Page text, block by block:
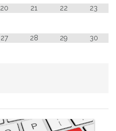
20 21 22 23
27 28 29 30